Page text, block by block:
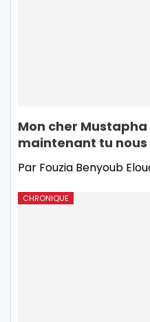
Mon cher
maintenant tu
Par Fouzia Benyoub
CHRONIQUE